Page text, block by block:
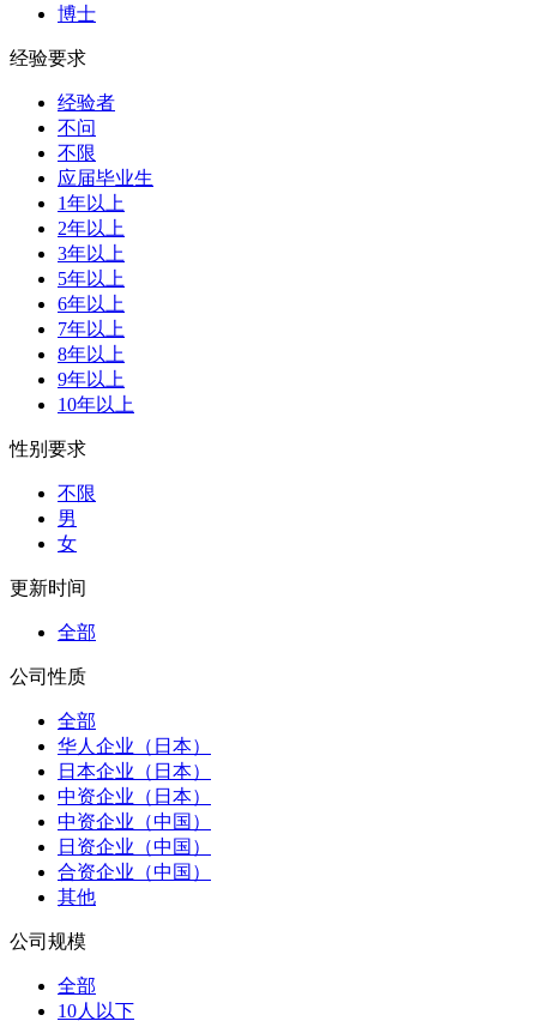
博士
经验要求
经验者
不问
不限
应届毕业生
1年以上
2年以上
3年以上
5年以上
6年以上
7年以上
8年以上
9年以上
10年以上
性别要求
不限
男
女
更新时间
全部
公司性质
全部
华人企业（日本）
日本企业（日本）
中资企业（日本）
中资企业（中国）
日资企业（中国）
合资企业（中国）
其他
公司规模
全部
10人以下